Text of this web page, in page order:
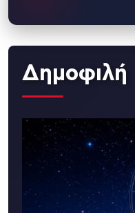
Δημοφιλή